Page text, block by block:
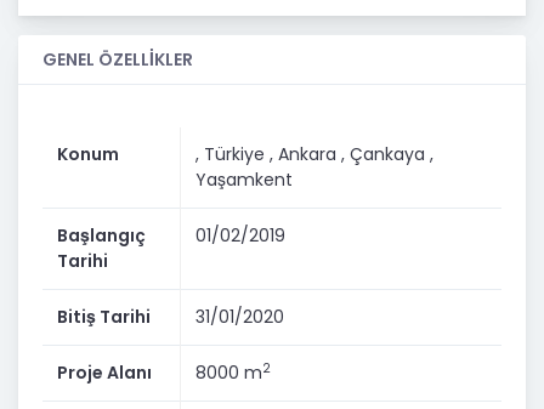
GENEL ÖZELLİKLER
Konum , Türkiye , Ankara , Çankaya ,
Yaşamkent
Başlangıç
Tarihi
01/02/2019
Bitiş Tarihi 31/01/2020
Proje Alanı 8000 m2